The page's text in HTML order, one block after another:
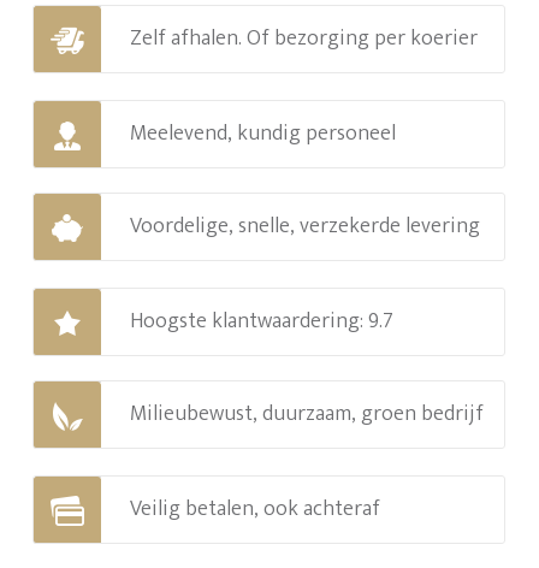
Zelf afhalen. Of bezorging per koerier
Meelevend, kundig personeel
Voordelige, snelle, verzekerde levering
Hoogste klantwaardering: 9.7
Milieubewust, duurzaam, groen bedrijf
Veilig betalen, ook achteraf